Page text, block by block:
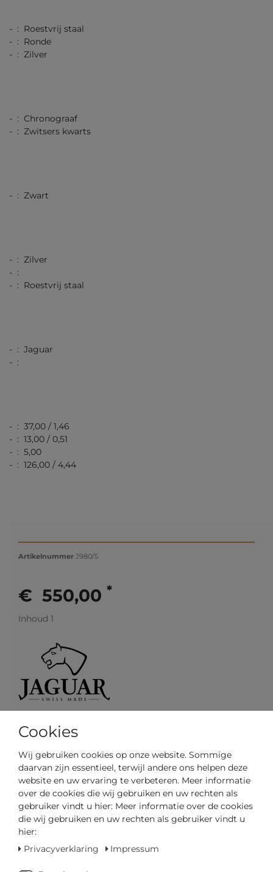
- : Roestvrij staal
- : Ronde
- : Zilver
- : Chronograaf
- : Zwitsers kwarts
- : Zwart
- : Zilver
- :
- : Roestvrij staal
- : Jaguar
- :
- : 37,00 / 1,46
- : 13,00 / 0,51
- : 5,00
- : 126,00 / 4,44
Artikelnummer J980/5
€ 550,00 *
Inhoud 1
Klaar voor verzending in 4-5 dagen
GEDIPLOMEERD DEALER
SNELLE LEVERTIJD
Uw prijs met
Cookies
Wij gebruiken cookies op onze website. Sommige
daarvan zijn essentieel, terwijl andere ons helpen deze
website en uw ervaring te verbeteren. Meer informatie
over de cookies die wij gebruiken en uw rechten als
gebruiker vindt u hier: Meer informatie over de cookies
die wij gebruiken en uw rechten als gebruiker vindt u
hier:
Privacyverklaring
Impressum